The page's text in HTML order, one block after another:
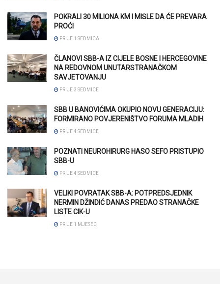
POKRALI 30 MILIONA KM I MISLE DA ĆE PREVARA
PROĆI
PRIJE 1 SEDMICA
ČLANOVI SBB-A IZ CIJELE BOSNE I HERCEGOVINE
NA REDOVNOM UNUTARSTRANAČKOM
SAVJETOVANJU
PRIJE 3 SEDMICE
SBB U BANOVIĆIMA OKUPIO NOVU GENERACIJU:
FORMIRANO POVJERENIŠTVO FORUMA MLADIH
PRIJE 4 SEDMICE
POZNATI NEUROHIRURG HASO SEFO PRISTUPIO
SBB-U
PRIJE 4 SEDMICE
VELIKI POVRATAK SBB-A: POTPREDSJEDNIK
NERMIN DŽINDIĆ DANAS PREDAO STRANAČKE
LISTE CIK-U
PRIJE 1 MJESEC